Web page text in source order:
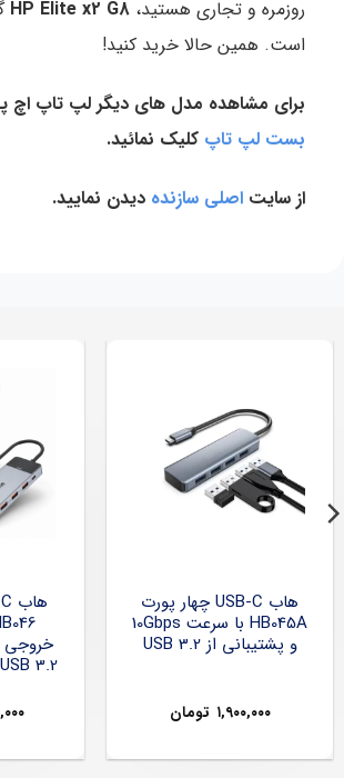
روزمره و تجاری هستید، HP Elite x2 G8
است. همین حالا خرید کنید!
برای مشاهده مدل های دیگر لپ تاپ اچ
بست لپ تاپ کلیک نمائید.
از سایت اصلی سازنده دیدن نمایید.
هاب USB-C چهار پورت
HB045A با سرعت 10Gbps
و پشتیبانی از USB 3.2
۱,۹۰۰,۰۰۰ تومان
USB 3.2 و سرعت 10Gbps